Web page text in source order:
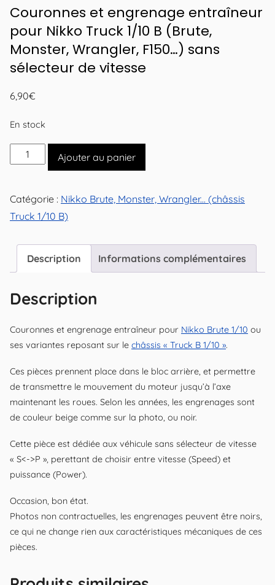
Couronnes et engrenage entraîneur
pour Nikko Truck 1/10 B (Brute,
Monster, Wrangler, F150…) sans
sélecteur de vitesse
6,90€
En stock
quantité
de
et
engrenage
pour
Nikko
1/10
B
(Brute,
Wrangler,
F150...)
sans
de
vitesse
Ajouter au panier
Catégorie : Nikko Brute, Monster, Wrangler... (châssis
Truck 1/10 B)
Description Informations complémentaires
Description
Couronnes et engrenage entraîneur pour Nikko Brute 1/10 ou
ses variantes reposant sur le châssis « Truck B 1/10 ».
Ces pièces prennent place dans le bloc arrière, et permettre
de transmettre le mouvement du moteur jusqu’à l’axe
maintenant les roues. Selon les années, les engrenages sont
de couleur beige comme sur la photo, ou noir.
Cette pièce est dédiée aux véhicule sans sélecteur de vitesse
« S<->P », perettant de choisir entre vitesse (Speed) et
puissance (Power).
Occasion, bon état.
Photos non contractuelles, les engrenages peuvent être noirs,
ce qui ne change rien aux caractéristiques mécaniques de ces
pièces.